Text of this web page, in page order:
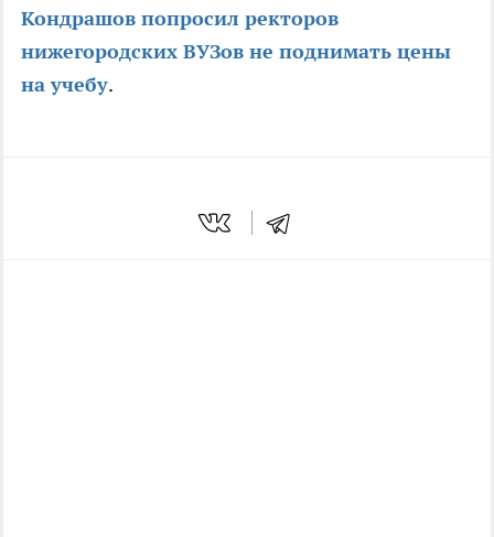
Кондрашов попросил ректоров
нижегородских ВУЗов не поднимать цены
на учебу.